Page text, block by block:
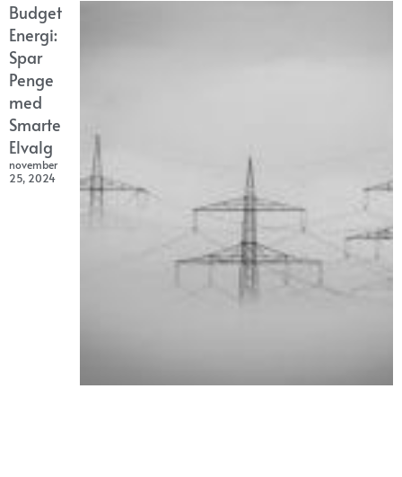
Budget
Energi:
Spar
Penge
med
Smarte
Elvalg
november
25, 2024